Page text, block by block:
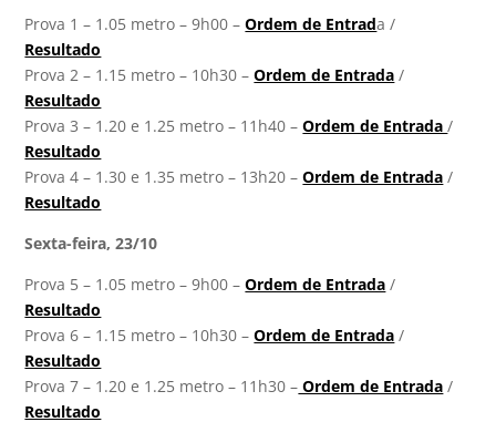
Prova 1 – 1.05 metro – 9h00 –Ordem de Entrada /
Resultado
Prova 2 – 1.15 metro – 10h30 –Ordem de Entrada /
Resultado
Prova 3 – 1.20 e 1.25 metro – 11h40 –Ordem de Entrada/
Resultado
Prova 4 – 1.30 e 1.35 metro – 13h20 –Ordem de Entrada /
Resultado
Sexta-feira, 23/10
Prova 5 – 1.05 metro – 9h00 –Ordem de Entrada /
Resultado
Prova 6 – 1.15 metro – 10h30 –Ordem de Entrada /
Resultado
Prova 7 – 1.20 e 1.25 metro – 11h30 – Ordem de Entrada /
Resultado